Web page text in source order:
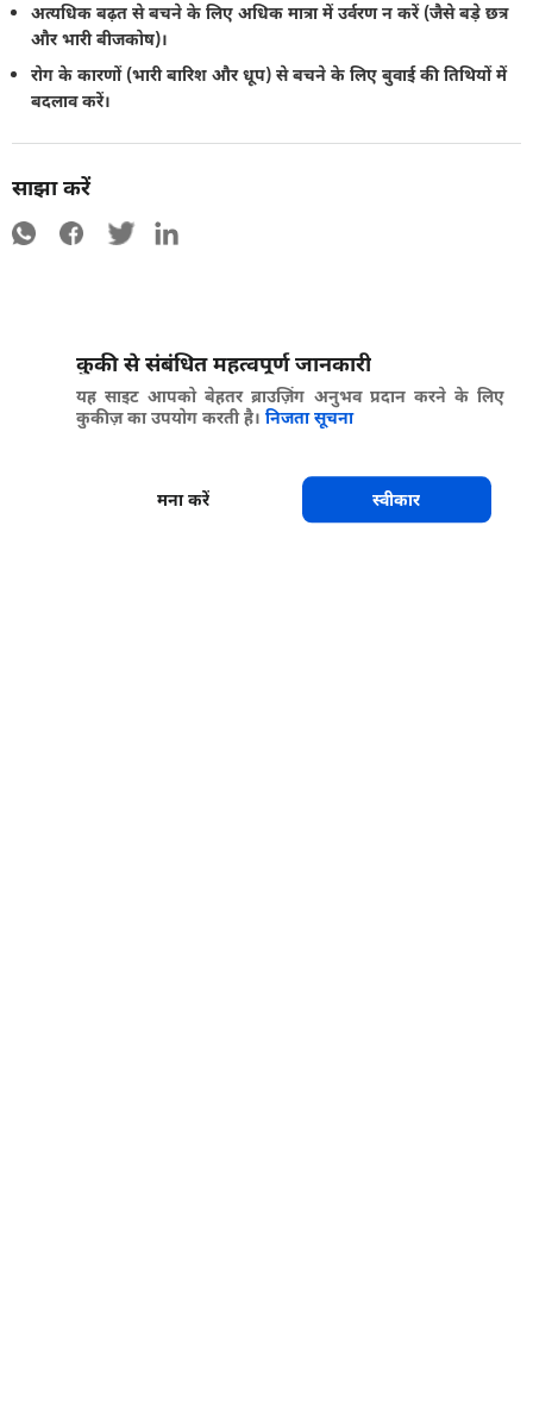
अत्यधिक बढ़त से बचने के लिए अधिक मात्रा में उर्वरण न करें (जैसे बड़े छत्र
और भारी बीजकोष)।
रोग के कारणों (भारी बारिश और धूप) से बचने के लिए बुवाई की तिथियों में
बदलाव करें।
साझा करें
कुकी से संबंधित महत्वपूर्ण जानकारी
यह साइट आपको बेहतर ब्राउज़िंग अनुभव प्रदान करने के लिए
कुकीज़ का उपयोग करती है। निजता सूचना
मना करें स्वीकार